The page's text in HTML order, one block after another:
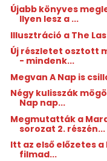
Újabb könyves
Ilyen lesz a ...
Illusztráció a The
Új részletet osztott
- mindenk...
Megvan A Nap is
Négy kulisszák
Nap nap...
Megmutatták a
sorozat 2. részén...
Itt az első előzetes
filmad...